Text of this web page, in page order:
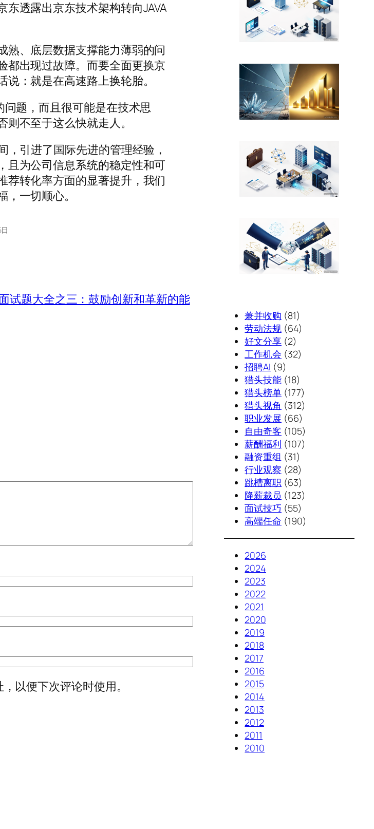
透露出京东技术架构转向JAVA
熟、底层数据支撑能力薄弱的问
都出现过故障。而要全面更换京
：就是在高速路上换轮胎。
题，而且很可能是在技术思
不至于这么快就走人。
引进了国际先进的管理经验，
且为公司信息系统的稳定性和可
荐转化率方面的显著提升，我们
一切顺心。
试题大全之三：鼓励创新和革新的能
以便下次评论时使用。
兼并收购 (81)
劳动法规 (64)
好文分享 (2)
工作机会 (32)
招聘AI (9)
猎头技能 (18)
猎头榜单 (177)
猎头视角 (312)
职业发展 (66)
自由奇客 (105)
薪酬福利 (107)
融资重组 (31)
行业观察 (28)
跳槽离职 (63)
降薪裁员 (123)
面试技巧 (55)
高端任命 (190)
2026
2024
2023
2022
2021
2020
2019
2018
2017
2016
2015
2014
2013
2012
2011
2010